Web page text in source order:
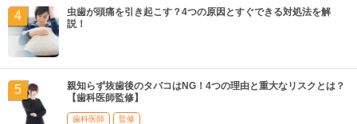
虫歯が頭痛を引き起こす？4つの原因とすぐできる対処法を解
説！
親知らず抜歯後のタバコはNG！4つの理由と重大なリスクとは？
【歯科医師監修】
歯科医師 監修